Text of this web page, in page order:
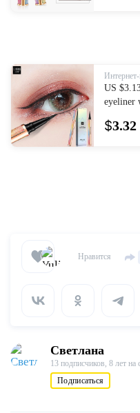
US
eyeliner
liquid
drying
$3.32
Нравится
Светлана
13 подписчиков, 8 лет на
Подписаться